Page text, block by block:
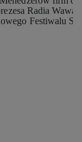
Radia
Festiwalu